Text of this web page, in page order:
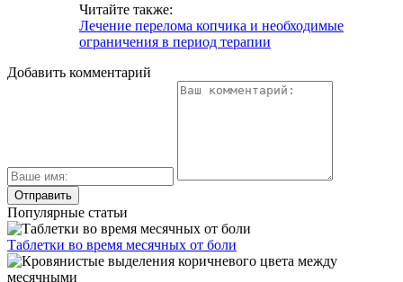
Читайте также:
Лечение перелома копчика и необходимые
ограничения в период терапии
Добавить комментарий
Популярные статьи
Таблетки во время месячных от боли